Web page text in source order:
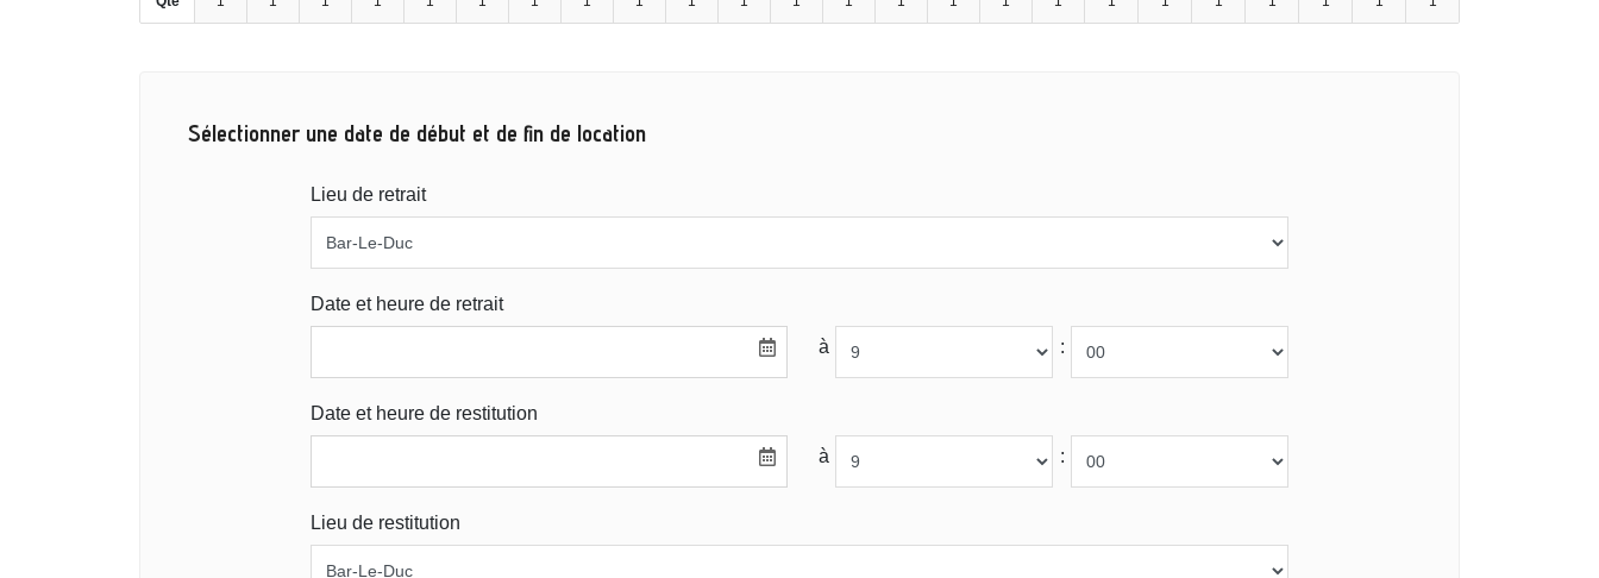
Sélectionner une date de début et de fin de location
Lieu de retrait
Date et heure de retrait
à :
Date et heure de restitution
à :
Lieu de restitution